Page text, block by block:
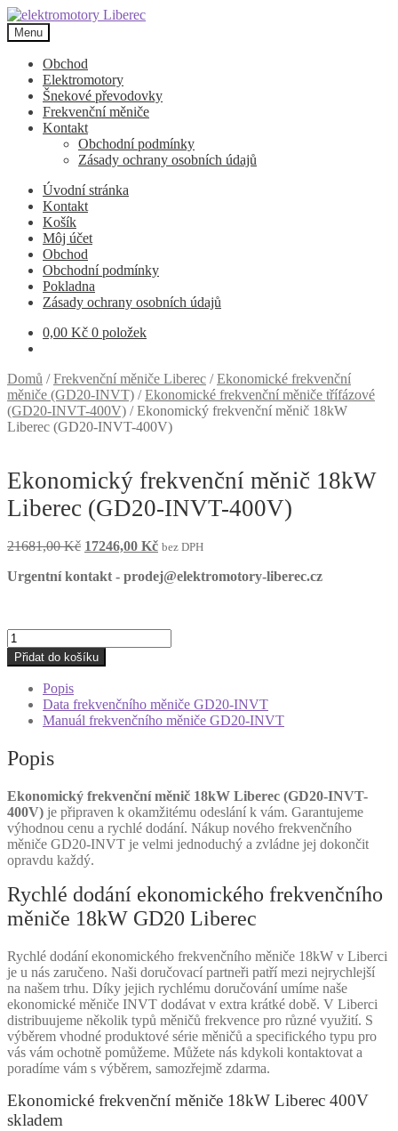
Přeskočit
na
navigaci
Přejít
k
obsahu
webu
Menu
Obchod
Elektromotory
Šnekové převodovky
Frekvenční měniče
Kontakt
Obchodní podmínky
Zásady ochrany osobních údajů
Úvodní stránka
Kontakt
Košík
Môj účet
Obchod
Obchodní podmínky
Pokladna
Zásady ochrany osobních údajů
0,00 Kč 0 položek
Domů /Frekvenční měniče Liberec /Ekonomické frekvenční
měniče (GD20-INVT) /Ekonomické frekvenční měniče třífázové
(GD20-INVT-400V) /Ekonomický frekvenční měnič 18kW
Liberec (GD20-INVT-400V)
Ekonomický frekvenční měnič 18kW
Liberec (GD20-INVT-400V)
21681,00Kč Původní
byla:
17246,00 KčAktuální
je:
bez DPH
Urgentní kontakt - prodej@elektromotory-liberec.cz
Ekonomický
frekvenční
měnič
18kW
Liberec
(GD20-
INVT-
400V)
množství
Přidat do košíku
Popis
Data frekvenčního měniče GD20-INVT
Manuál frekvenčního měniče GD20-INVT
Popis
Ekonomický frekvenční měnič 18kW Liberec (GD20-INVT-
400V) je připraven k okamžitému odeslání k vám. Garantujeme
výhodnou cenu a rychlé dodání. Nákup nového frekvenčního
měniče GD20-INVT je velmi jednoduchý a zvládne jej dokončit
opravdu každý.
Rychlé dodání ekonomického frekvenčního
měniče 18kW GD20 Liberec
Rychlé dodání ekonomického frekvenčního měniče 18kW v Liberci
je u nás zaručeno. Naši doručovací partneři patří mezi nejrychlejší
na našem trhu. Díky jejich rychlému doručování umíme naše
ekonomické měniče INVT dodávat v extra krátké době. V Liberci
distribuujeme několik typů měničů frekvence pro různé využití. S
výběrem vhodné produktové série měničů a specifického typu pro
vás vám ochotně pomůžeme. Můžete nás kdykoli kontaktovat a
poradíme vám s výběrem, samozřejmě zdarma.
Ekonomické frekvenční měniče 18kW Liberec 400V
skladem